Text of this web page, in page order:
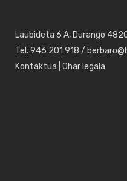
Laubideta 6 A, Durango
Tel. 946 201 918 /
Kontaktua Ohar legala